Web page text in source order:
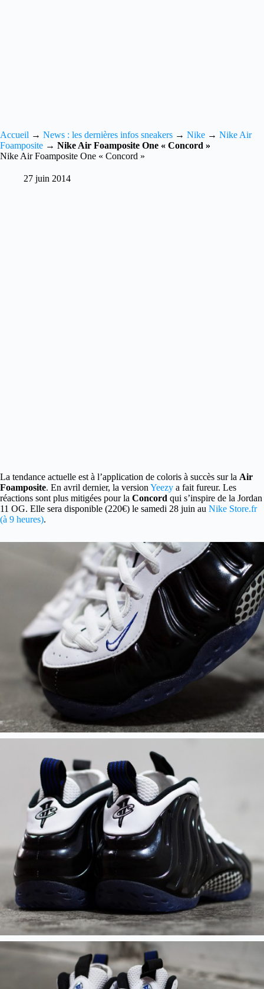
Accueil → News : les dernières infos sneakers → Nike → Nike Air
Foamposite → Nike Air Foamposite One « Concord »
Nike Air Foamposite One « Concord »
27 juin 2014
La tendance actuelle est à l’application de coloris à succès sur la Air
Foamposite. En avril dernier, la version Yeezy a fait fureur. Les
réactions sont plus mitigées pour la Concord qui s’inspire de la Jordan
11 OG. Elle sera disponible (220€) le samedi 28 juin au Nike Store.fr
(à 9 heures).